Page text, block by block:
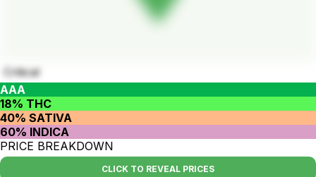
Critical
AAA
18% THC
40% SATIVA
60% INDICA
PRICE BREAKDOWN
CLICK TO REVEAL PRICES